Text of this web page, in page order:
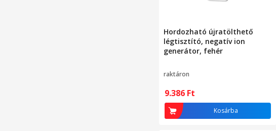
Hordozható újratölthető
légtisztító, negatív ion
generátor, fehér
raktáron
9.386 Ft
Kosárba